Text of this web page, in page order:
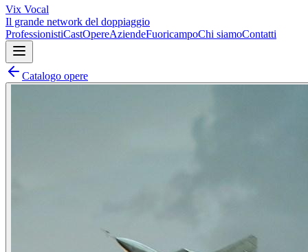
Vix Vocal
Il grande network del doppiaggio
ProfessionistiCastOpereAziendeFuoricampoChi siamoContatti
Catalogo opere